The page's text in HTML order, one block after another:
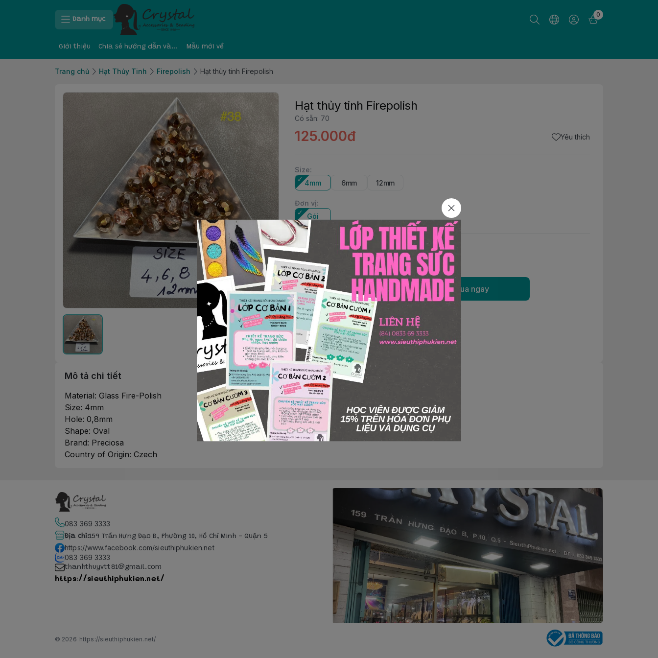
Danh mục
0
Giới thiệu Chia sẻ hướng dẫn và kinh nghiệm Mẫu mới về
Trang chủ Hạt Thủy Tinh Firepolish Hạt thủy tinh Firepolish
Hạt thủy tinh Firepolish
Có sẵn: 70
125.000đ Yêu thích
Size:
4mm
6mm 12mm
Đơn vị:
Gói
Số lượng
Thêm giỏ hàng Mua ngay
Mô tả chi tiết
Material: Glass Fire-Polish
Size: 4mm
Hole: 0,8mm
Shape: Oval
Brand: Preciosa
Country of Origin: Czech
083 369 3333
Địa chỉ:159 Trần Hưng Đạo B, Phường 10, Hồ Chí Minh - Quận 5
https://www.facebook.com/sieuthiphukien.net
083 369 3333
thanhthuyvtt81@gmail.com
https://sieuthiphukien.net/
© 2026 https://sieuthiphukien.net/